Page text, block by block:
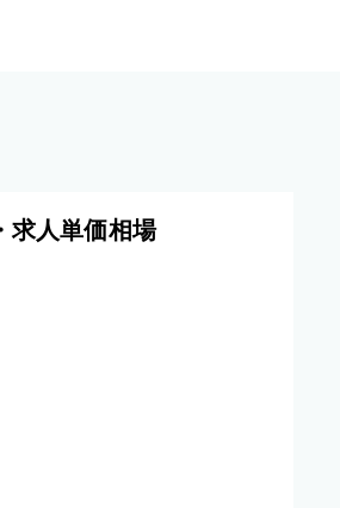
求人単価相場